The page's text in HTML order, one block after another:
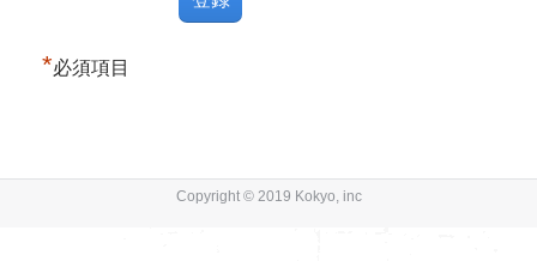
*必須項目
Copyright © 2019 Kokyo, inc